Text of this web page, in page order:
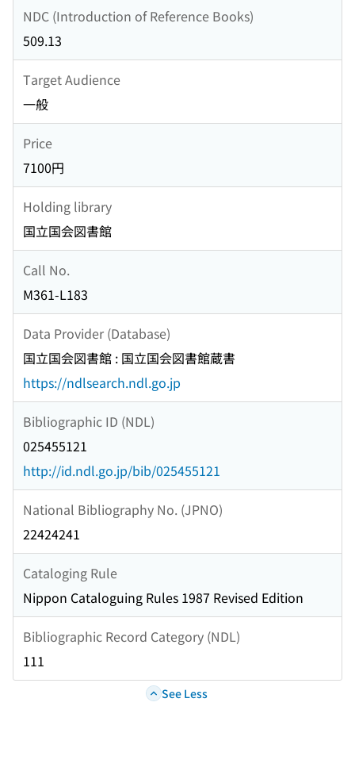
NDC (Introduction of Reference Books)
509.13
Target Audience
一般
Price
7100円
Holding library
国立国会図書館
Call No.
M361-L183
Data Provider (Database)
国立国会図書館 : 国立国会図書館蔵書
https://ndlsearch.ndl.go.jp
Bibliographic ID (NDL)
025455121
http://id.ndl.go.jp/bib/025455121
National Bibliography No. (JPNO)
22424241
Cataloging Rule
Nippon Cataloguing Rules 1987 Revised Edition
Bibliographic Record Category (NDL)
111
See Less